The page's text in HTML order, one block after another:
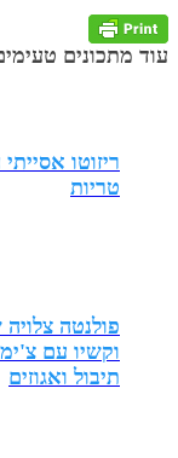
עוד מתכונים
ריזוטו
טריות
פולנטה
וקשיו עם
תיבול ואגוזים